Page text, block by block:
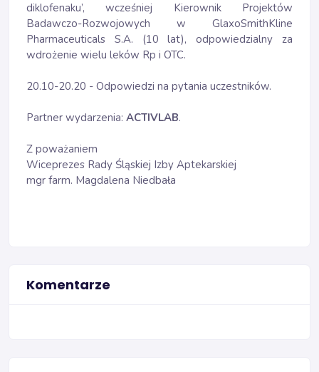
diklofenaku’, wcześniej Kierownik Projektów
Badawczo-Rozwojowych w GlaxoSmithKline
Pharmaceuticals S.A. (10 lat), odpowiedzialny za
wdrożenie wielu leków Rp i OTC.
20.10-20.20 - Odpowiedzi na pytania uczestników.
Partner wydarzenia: ACTIVLAB.
Z poważaniem
Wiceprezes Rady Śląskiej Izby Aptekarskiej
mgr farm. Magdalena Niedbała
Komentarze